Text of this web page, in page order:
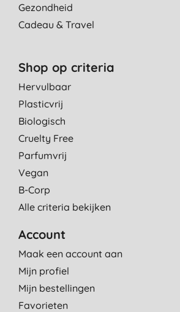
Gezondheid
Cadeau & Travel
Shop op criteria
Hervulbaar
Plasticvrij
Biologisch
Cruelty Free
Parfumvrij
Vegan
B-Corp
Alle criteria bekijken
Account
Maak een account aan
Mijn profiel
Mijn bestellingen
Favorieten